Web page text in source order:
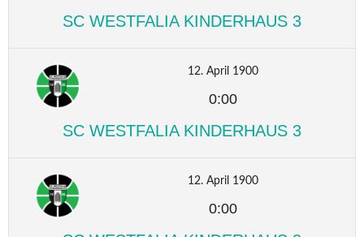
SC WESTFALIA KINDERHAUS 3
12. April 1900
0:00
SC WESTFALIA KINDERHAUS 3
12. April 1900
0:00